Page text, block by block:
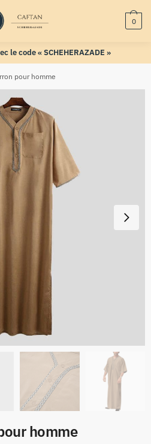
0
le code « SCHEHERAZADE »
pour homme
homme